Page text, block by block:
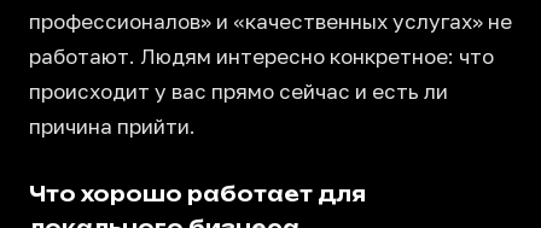
профессионалов» и «качественных услугах» не
работают. Людям интересно конкретное: что
происходит у вас прямо сейчас и есть ли
причина прийти.
Что хорошо работает для